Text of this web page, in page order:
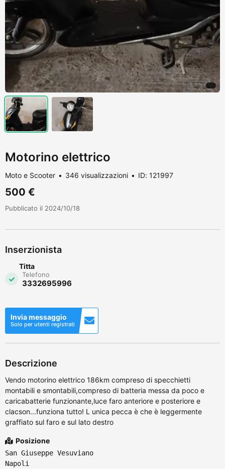
Motorino elettrico
Moto e Scooter 346 visualizzazioni ID: 121997
500 €
Pubblicato il 2024/10/18
Inserzionista
Titta
Telefono
3332695996
Invia messaggio
Solo per utenti registrati
Descrizione
Vendo motorino elettrico 186km compreso di specchietti
montabili e smontabili,compreso di batteria messa da poco e
caricabatterie funzionante,luce faro anteriore e posteriore e
clacson...funziona tutto! L unica pecca è che è leggermente
graffiato sul faro e sul lato destro
Posizione
San Giuseppe Vesuviano
Napoli